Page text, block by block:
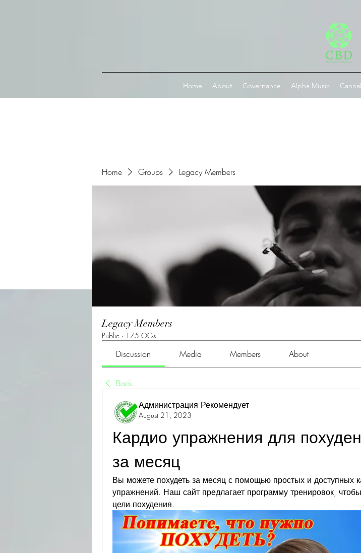
Home About Governance Alpha Music
Home Groups Legacy Members
Legacy Members
Public · 175 OGs
Discussion Media Members About
Back
Администрация Рекомендует
August 21, 2023
Кардио упражнения для
за месяц
Вы можете похудеть за месяц с помощью простых и доступных
упражнений. Наш сайт предлагает программу тренировок,
цели похудения.